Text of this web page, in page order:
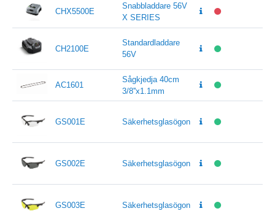
CHX5500E
Snabbladdare 56V
X SERIES
CH2100E
Standardladdare
56V
AC1601
Sågkjedja 40cm
3/8''x1.1mm
GS001E Säkerhetsglasögon
GS002E Säkerhetsglasögon
GS003E Säkerhetsglasögon